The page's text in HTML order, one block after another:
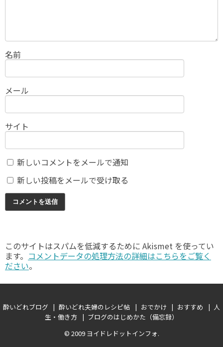
名前
メール
サイト
新しいコメントをメールで通知
新しい投稿をメールで受け取る
このサイトはスパムを低減するために Akismet を使ってい
ます。 コメントデータの処理方法の詳細はこちらをご覧く
ださい。
酔いどれブログ 酔いどれ夫婦のレシピ帖 おでかけ おすすめ
人
生・働き方
ブログのはじめかた（備忘録）
© 2009 ヨイドレドットインフォ.